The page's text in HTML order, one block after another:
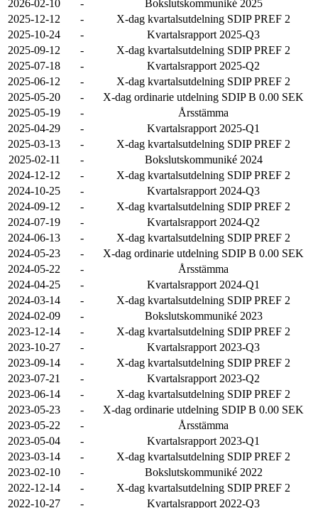
2026-02-10
-
Bokslutskommuniké 2025
2025-12-12
-
X-dag kvartalsutdelning SDIP PREF 2
2025-10-24
-
Kvartalsrapport 2025-Q3
2025-09-12
-
X-dag kvartalsutdelning SDIP PREF 2
2025-07-18
-
Kvartalsrapport 2025-Q2
2025-06-12
-
X-dag kvartalsutdelning SDIP PREF 2
2025-05-20
-
X-dag ordinarie utdelning SDIP B 0.00 SEK
2025-05-19
-
Årsstämma
2025-04-29
-
Kvartalsrapport 2025-Q1
2025-03-13
-
X-dag kvartalsutdelning SDIP PREF 2
2025-02-11
-
Bokslutskommuniké 2024
2024-12-12
-
X-dag kvartalsutdelning SDIP PREF 2
2024-10-25
-
Kvartalsrapport 2024-Q3
2024-09-12
-
X-dag kvartalsutdelning SDIP PREF 2
2024-07-19
-
Kvartalsrapport 2024-Q2
2024-06-13
-
X-dag kvartalsutdelning SDIP PREF 2
2024-05-23
-
X-dag ordinarie utdelning SDIP B 0.00 SEK
2024-05-22
-
Årsstämma
2024-04-25
-
Kvartalsrapport 2024-Q1
2024-03-14
-
X-dag kvartalsutdelning SDIP PREF 2
2024-02-09
-
Bokslutskommuniké 2023
2023-12-14
-
X-dag kvartalsutdelning SDIP PREF 2
2023-10-27
-
Kvartalsrapport 2023-Q3
2023-09-14
-
X-dag kvartalsutdelning SDIP PREF 2
2023-07-21
-
Kvartalsrapport 2023-Q2
2023-06-14
-
X-dag kvartalsutdelning SDIP PREF 2
2023-05-23
-
X-dag ordinarie utdelning SDIP B 0.00 SEK
2023-05-22
-
Årsstämma
2023-05-04
-
Kvartalsrapport 2023-Q1
2023-03-14
-
X-dag kvartalsutdelning SDIP PREF 2
2023-02-10
-
Bokslutskommuniké 2022
2022-12-14
-
X-dag kvartalsutdelning SDIP PREF 2
2022-10-27
- Kvartalsrapport 2022-Q3